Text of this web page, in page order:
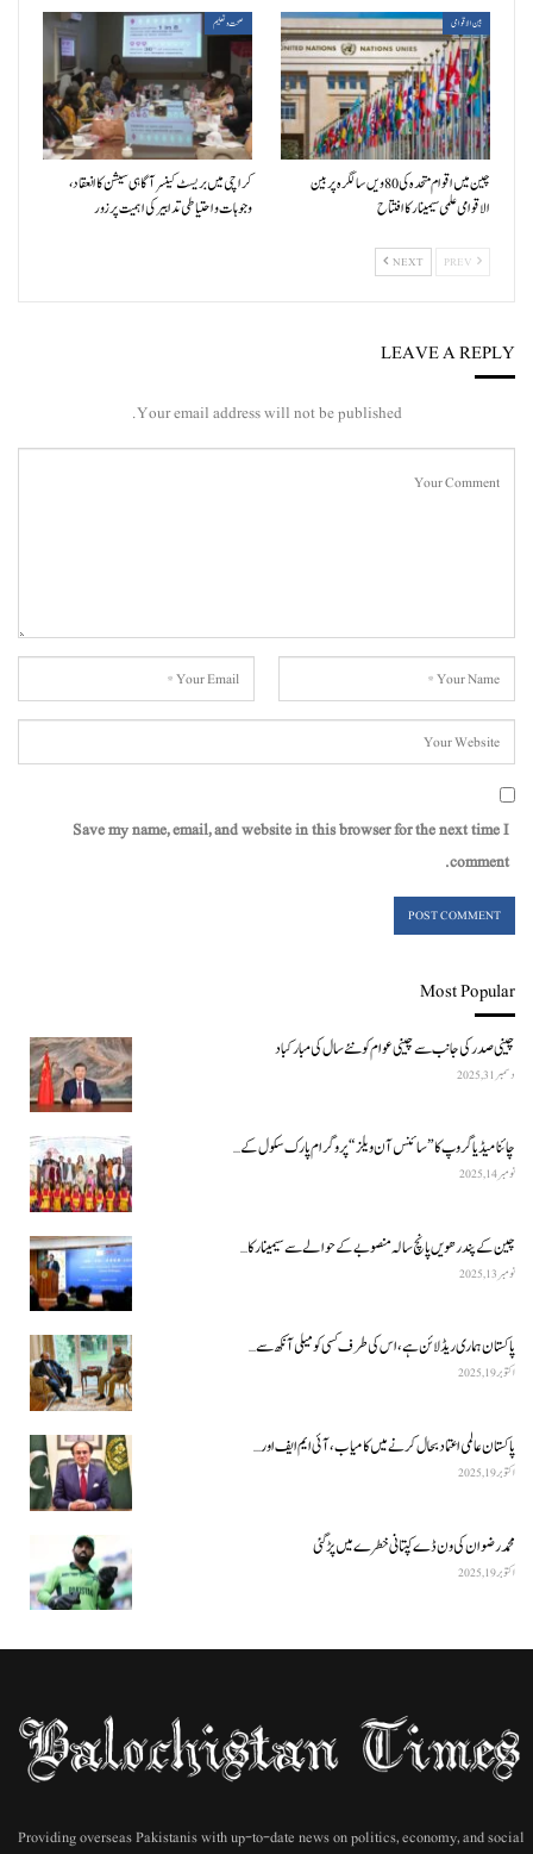
بین الاقوامی
چین میں اقوام متحدہ کی 80ویں سالگرہ پر بین
الاقوامی علمی سیمینار کا افتتاح
صحت و تعلیم
کراچی میں بریسٹ کینسر آگاہی سیشن کا انعقاد،
وجوہات و احتیاطی تدابیر کی اہمیت پر زور
NEXT
LEAVE A REPLY
Your email address will not be published.
Save my name, email, and website in this browser for the next time I
comment.
Most Popular
چینی صدر کی جانب سے چینی عوام کو نئے سال کی مبارکباد
دسمبر 31, 2025
چائنا میڈیا گروپ کا ”سائنس آن ویلز“ پروگرام پارک سکول کے…
نومبر 14, 2025
چین کے پندرھویں پانچ سالہ منصوبے کے حوالے سے سیمینار کا…
نومبر 13, 2025
پاکستان ہماری ریڈ لائن ہے، اس کی طرف کسی کو میلی آنکھ سے…
اکتوبر 19, 2025
پاکستان عالمی اعتماد بحال کرنے میں کامیاب، آئی ایم ایف اور…
اکتوبر 19, 2025
محمد رضوان کی ون ڈے کپتانی خطرے میں پڑ گئی
اکتوبر 19, 2025
Providing overseas Pakistanis with up-to-date news on politics, economy, and social